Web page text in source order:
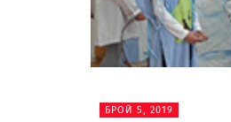
БРОЙ 5, 2019